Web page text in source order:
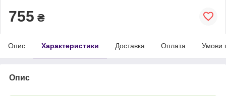
755 ₴
Опис Характеристики Доставка Оплата Умови
Опис